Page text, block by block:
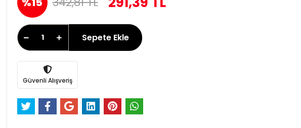
Sepete Ekle
Güvenli Alışveriş